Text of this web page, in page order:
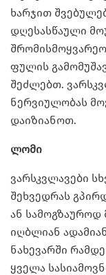
ხარჯით
დღესასწაული
ფულის
შეძლებთ.
ნერვიულობას
დაიზიანოთ.
ლომი
ვარსკვლავები
შეხვედრას
ან სამოგზაუროდ
იღბლიან
ნახევარში
ყველა